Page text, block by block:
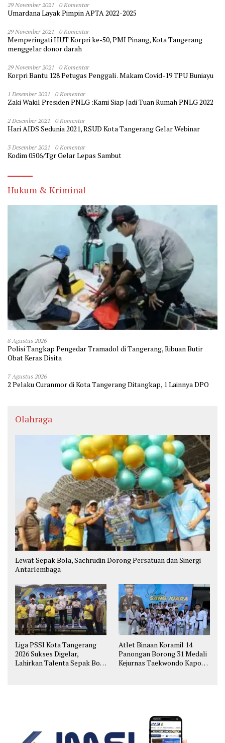
29 November 2021 0 Komentar
Umardana Layak Pimpin APTA 2022-2025
29 November 2021 0 Komentar
Memperingati HUT Korpri ke-50, PMI Pinang, Kota Tangerang
menggelar donor darah
29 November 2021 0 Komentar
Korpri Bantu 128 Petugas Penggali . Makam Covid-19 TPU Buniayu
1 Desember 2021 0 Komentar
Zaki Wakil Presiden PNLG :Kami Siap Jadi Tuan Rumah PNLG 2022
2 Desember 2021 0 Komentar
Hari AIDS Sedunia 2021, RSUD Kota Tangerang Gelar Webinar
3 Desember 2021 0 Komentar
Kodim 0506/Tgr Gelar Lepas Sambut
Hukum & Kriminal
8 Agustus 2026
Polisi Tangkap Pengedar Tramadol di Tangerang, Ribuan Butir
Obat Keras Disita
7 Agustus 2026
2 Pelaku Curanmor di Kota Tangerang Ditangkap, 1 Lainnya DPO
Olahraga
Lewat Sepak Bola, Sachrudin Dorong Persatuan dan Sinergi
Antarlembaga
Liga PSSI Kota Tangerang
2026 Sukses Digelar,
Lahirkan Talenta Sepak Bola
Atlet Binaan Koramil 14
Panongan Borong 31 Medali
Kejurnas Taekwondo Kapolri